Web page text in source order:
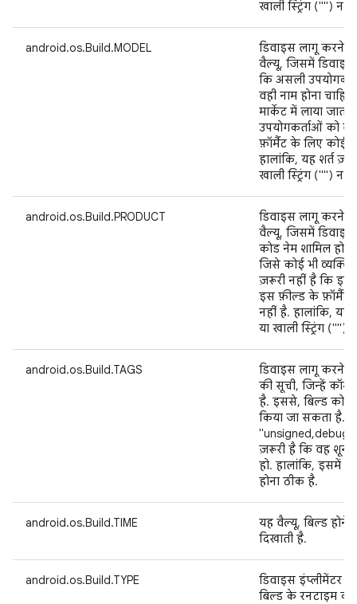
खाली स्ट्रिंग ("") न
android.os.Build.MODEL
डिवाइस लागू करने
वैल्यू, जिसमें डिवाइस
कि असली
वही नाम होना
मार्केट में लाया
उपयोगकर्ताओं को
फ़ॉर्मैट के लिए कोई
हालांकि, यह शर्त
खाली स्ट्रिंग ("") न
android.os.Build.PRODUCT
डिवाइस लागू करने
वैल्यू, जिसमें
कोड नेम शामिल
जिसे कोई भी
ज़रूरी नहीं है कि इसे
इस फ़ील्ड के फ़ॉर्मैट
नहीं है. हालांकि, यह
या खाली स्ट्रिंग ("")
android.os.Build.TAGS
डिवाइस लागू करने
की सूची, जिन्हें
है. इससे, बिल्ड को
किया जा सकता है.
ज़रूरी है कि वह शून्य
हो. हालांकि, इसमें
होना ठीक है.
android.os.Build.TIME
यह वैल्यू, बिल्ड होने
दिखाती है.
android.os.Build.TYPE
डिवाइस इंप्लीमेंटर
बिल्ड के रनटाइम